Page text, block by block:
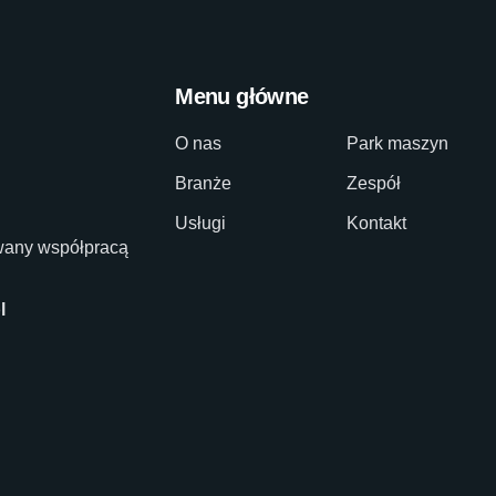
współpracą
Menu główne
O nas
Branże
Usługi
Park maszyn
Zespół
Kontakt